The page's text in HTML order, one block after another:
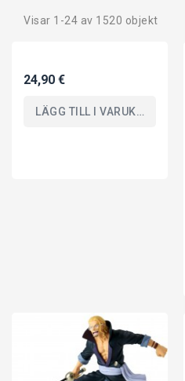
Visar 1-24 av 1520 objekt
24,90 €
LÄGG TILL I VARUKORGEN